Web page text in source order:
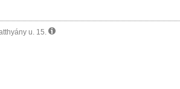
u. 15.